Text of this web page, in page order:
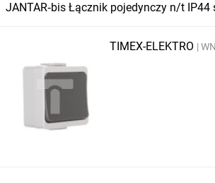
JANTAR‑bis Łącznik pojedynczy n/t IP44
TIMEX-ELEKTRO